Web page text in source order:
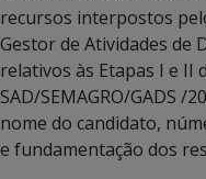
recursos interpostos
Gestor de Atividades de
relativos às Etapas I e II
SAD/SEMAGRO/GADS /
nome do candidato,
e fundamentação dos